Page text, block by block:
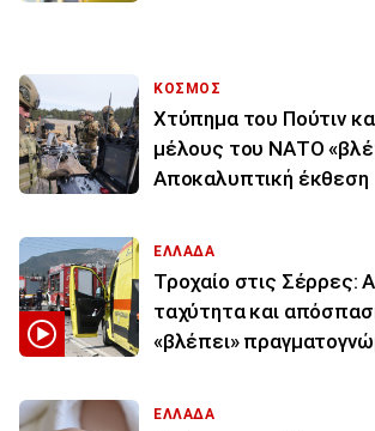
ΚΟΣΜΟΣ
Χτύπημα του Πούτιν
μέλους του ΝΑΤΟ
Αποκαλυπτική έκθεση
ΕΛΛΑΔΑ
Τροχαίο στις Σέρρες:
ταχύτητα και
«βλέπει»
ΕΛΛΑΔΑ